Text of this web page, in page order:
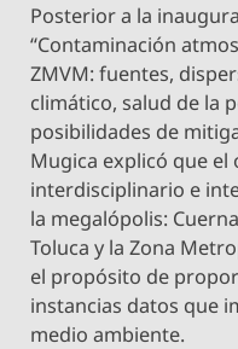
Posterior a la
“Contaminación
ZMVM: fuentes,
climático, salud de la
posibilidades de
Mugica explicó que
interdisciplinario e
la megalópolis:
Toluca y la Zona
el propósito de
instancias datos que
medio ambiente.